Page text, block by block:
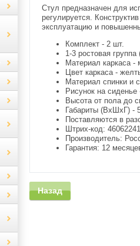
Стул предназначен для
регулируется.
эксплуатацию и
Комплект - 2 шт.
1-3 ростовая
Материал каркаса
Цвет каркаса -
Материал спинки и
Рисунок на
Высота от пола до
Габариты (ВхШхГ) -
Поставляются в
Штрих-код:
Производитель:
Гарантия: 12
Назад